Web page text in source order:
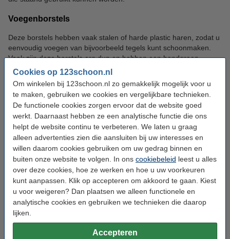
Cookies op 123schoon.nl
Om winkelen bij 123schoon.nl zo gemakkelijk mogelijk voor u
te maken, gebruiken we cookies en vergelijkbare technieken.
De functionele cookies zorgen ervoor dat de website goed
werkt. Daarnaast hebben ze een analytische functie die ons
helpt de website continu te verbeteren. We laten u graag
alleen advertenties zien die aansluiten bij uw interesses en
willen daarom cookies gebruiken om uw gedrag binnen en
buiten onze website te volgen. In ons cookiebeleid leest u alles
over deze cookies, hoe ze werken en hoe u uw voorkeuren
kunt aanpassen. Klik op accepteren om akkoord te gaan. Kiest
u voor weigeren? Dan plaatsen we alleen functionele en
analytische cookies en gebruiken we technieken die daarop
lijken.
Accepteren
Voegenborstels
Deze borstels hebben vaak stalen of harde plastic haren, zodat u
eenvoudig voegen van bijvoorbeeld tegels kunt schoonmaken.
Vaak zijn deze borstels erg dun en hebben een handgreep
waardoor u, ondanks het kleinere formaat, de borstel eenvoudig
kunt gebruiken.
Zoekt u iets anders? Mogelijk ook
interessant:
Borstels Sponzen